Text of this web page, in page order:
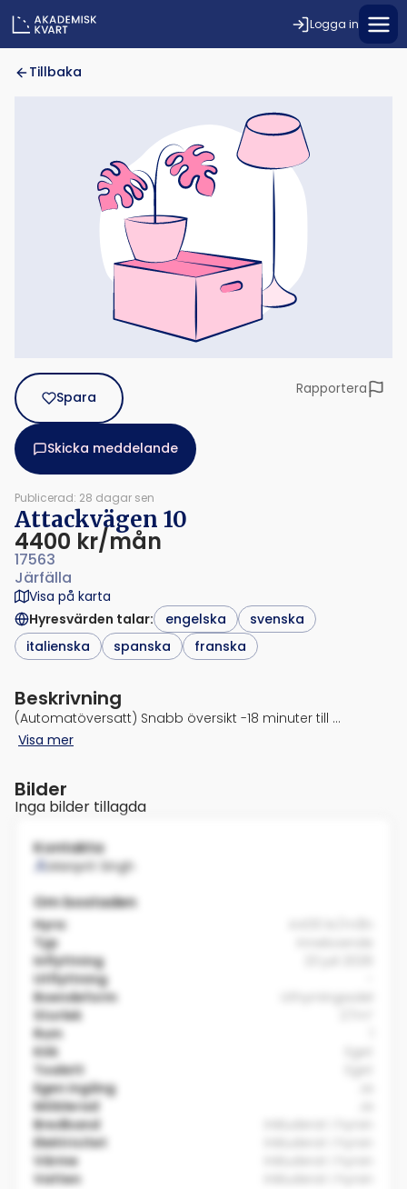
Logga in
Tillbaka
Spara
Skicka meddelande
Rapportera
Publicerad: 28 dagar sen
Attackvägen 10
4400 kr/mån
17563
Järfälla
Visa på karta
Hyresvärden talar: engelska
svenska
italienska
spanska franska
Beskrivning
(Automatöversatt) Snabb översikt -18 minuter till …
Visa mer
Bilder
Inga bilder tillagda
Kontakta
Manprit Singh
Om bostaden
Hyra:
Typ
Inflyttning
Utflyttning
Boendeform
Storlek
Rum
Kök
Toalett
Egen ingång
Möblerad
Bredband
Elektricitet
Värme
Vatten